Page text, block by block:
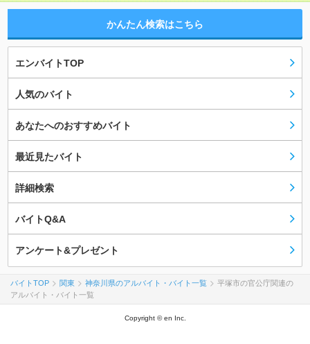
かんたん検索はこちら
エンバイトTOP
人気のバイト
あなたへのおすすめバイト
最近見たバイト
詳細検索
バイトQ&A
アンケート&プレゼント
バイトTOP 関東 神奈川県のアルバイト・バイト一覧
平塚市の官公庁関連の
アルバイト・バイト一覧
Copyright © en Inc.